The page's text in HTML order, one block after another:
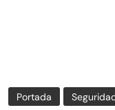
Portada